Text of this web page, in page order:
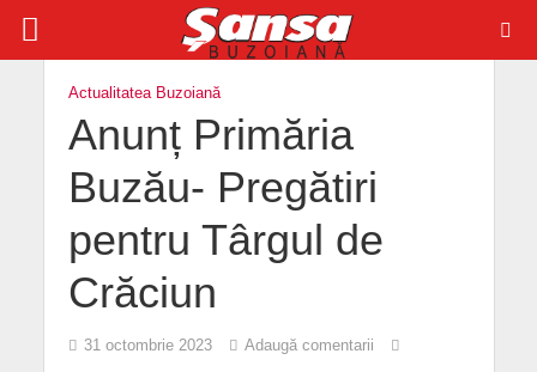
Actualitatea Buzoiană
Anunț Primăria
Buzău- Pregătiri
pentru Târgul de
Crăciun
31 octombrie 2023 Adaugă comentarii